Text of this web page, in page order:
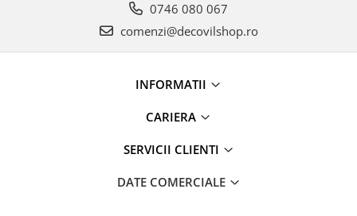
0746 080 067
comenzi@decovilshop.ro
INFORMATII
CARIERA
SERVICII CLIENTI
DATE COMERCIALE